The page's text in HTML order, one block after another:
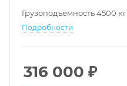
Грузоподъёмность 4500 кг
Подробности
316 000 ₽